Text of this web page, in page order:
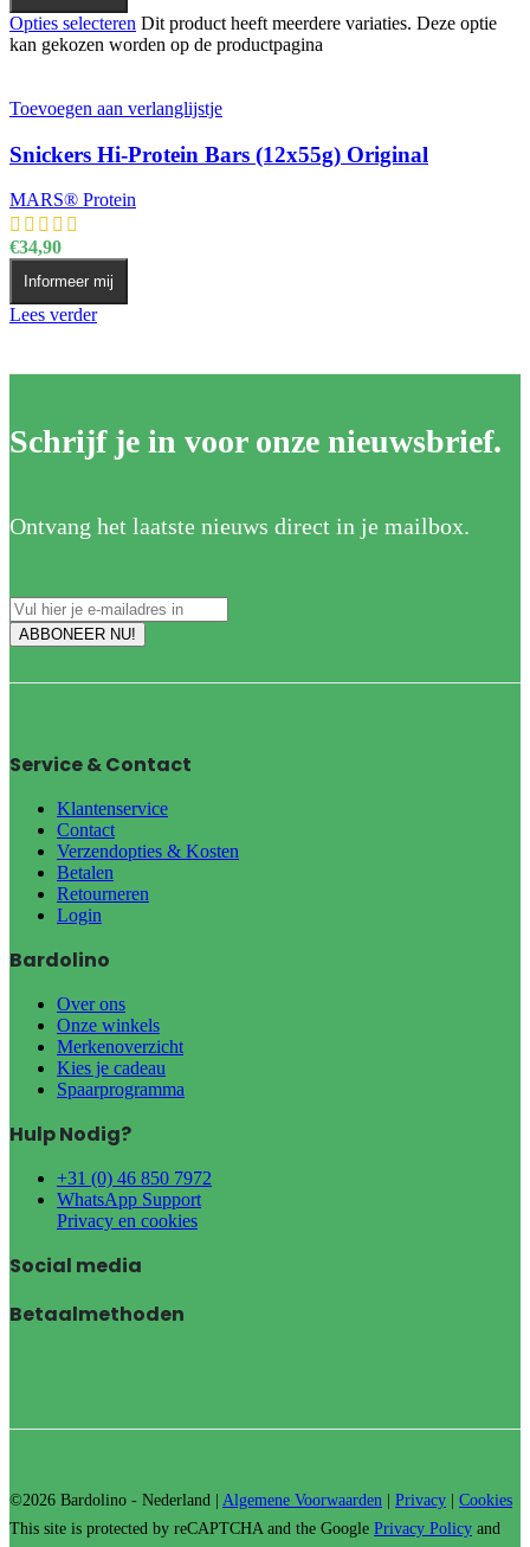
Opties selecteren Dit product heeft meerdere variaties. Deze optie
kan gekozen worden op de productpagina
Toevoegen aan verlanglijstje
Snickers Hi-Protein Bars (12x55g) Original
MARS® Protein
€34,90
Informeer mij
Lees verder
Schrijf je in voor onze nieuwsbrief.
Ontvang het laatste nieuws direct in je mailbox.
Service & Contact
Klantenservice
Contact
Verzendopties & Kosten
Betalen
Retourneren
Login
Bardolino
Over ons
Onze winkels
Merkenoverzicht
Kies je cadeau
Spaarprogramma
Hulp Nodig?
+31 (0) 46 850 7972
WhatsApp Support
Privacy en cookies
Social media
Betaalmethoden
©2026 Bardolino - Nederland | Algemene Voorwaarden Privacy
Cookies
This site is protected by reCAPTCHA and the Google Privacy Policy and